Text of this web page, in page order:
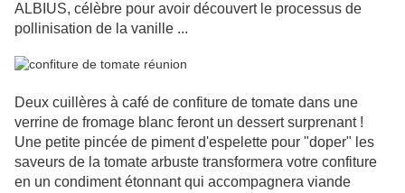
ALBIUS, célèbre pour avoir découvert le processus de
pollinisation de la vanille ...
Deux cuillères à café de confiture de tomate dans une
verrine de fromage blanc feront un dessert surprenant !
Une petite pincée de piment d'espelette pour "doper" les
saveurs de la tomate arbuste transformera votre confiture
en un condiment étonnant qui accompagnera viande